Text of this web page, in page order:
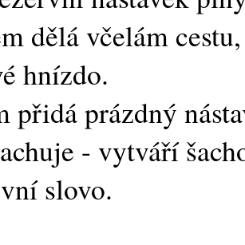
dělá včelám
hnízdo.
přidá prázdný
- vytváří
slovo.